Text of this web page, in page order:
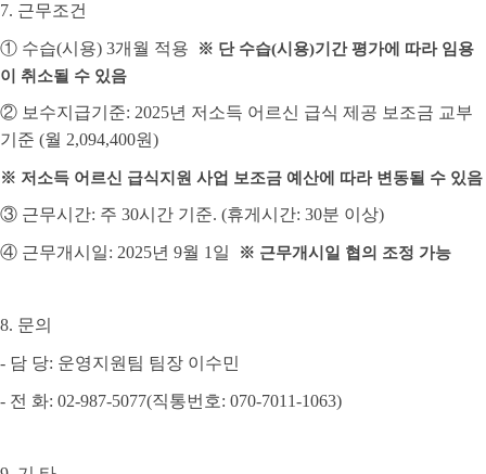
7. 근무조건
① 수습(시용) 3개월 적용 ※ 단 수습(시용)기간 평가에 따라 임용
이 취소될 수 있음
② 보수지급기준: 2025년 저소득 어르신 급식 제공 보조금 교부
기준 (월 2,094,400원)
※ 저소득 어르신 급식지원 사업 보조금 예산에 따라 변동될 수 있음
③ 근무시간: 주 30시간 기준. (휴게시간: 30분 이상)
④ 근무개시일: 2025년 9월 1 일 ※ 근무개시일 협의 조정 가능
8. 문의
- 담 당: 운영지원팀 팀장 이수민
- 전 화: 02-987-5077(직통번호: 070-7011-1063)